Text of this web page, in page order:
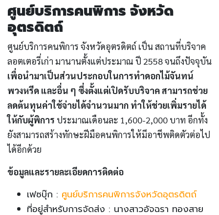
ศูนย์บริการคนพิการ จังหวัด
อุตรดิตถ์
ศูนย์บริการคนพิการ จังหวัดอุตรดิตถ์ เป็น สถานที่บริจาค
ลอตเตอรี่เก่า มานานตั้งแต่ประมาณ ปี 2558 จนถึงปัจจุบัน
เพื่อนำมาเป็นส่วนประกอบในการทำดอกไม้จันทน์
พวงหรีด และอื่น ๆ ซึ่งตั้งแต่เปิดรับบริจาค สามารถช่วย
ลดต้นทุนค่าใช้จ่ายได้จำนวนมาก ทำให้ช่วยเพิ่มรายได้
ให้กับผู้พิการ ประมาณเดือนละ 1,600-2,000 บาท อีกทั้ง
ยังสามารถสร้างทักษะฝีมือคนพิการให้มีอาชีพติดตัวต่อไป
ได้อีกด้วย
ข้อมูลและรายละเอียดการติดต่อ
เฟซบุ๊ก : ศูนย์บริการคนพิการจังหวัดอุตรดิตถ์
ที่อยู่สำหรับการจัดส่ง : นางสาวอัจฉรา ทองสาย